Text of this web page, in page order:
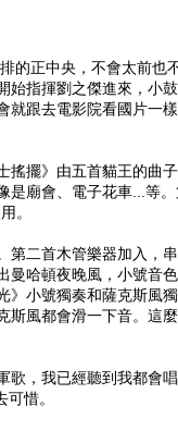
的正中央，不會太前也
始指揮劉之傑進來，小
就跟去電影院看國片一
搖擺》由五首貓王的曲
廟會、電子花車...等。
。
二首木管樂器加入，
曼哈頓夜晚風，小號音
》小號獨奏和薩克斯風
斯風都會滑一下音。這
，我已經聽到我都會
惜。